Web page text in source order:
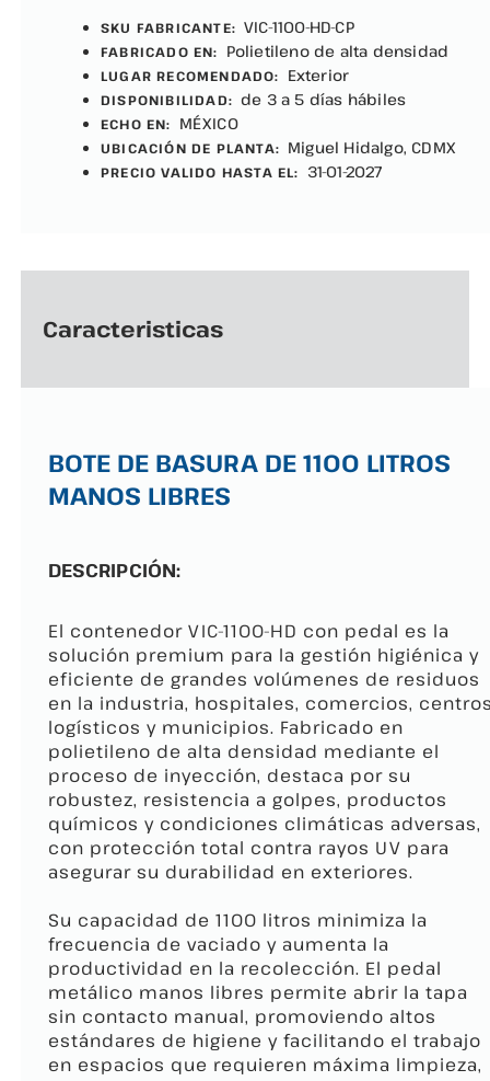
SKU FABRICANTE: VIC-1100-HD-CP
FABRICADO EN: Polietileno de alta densidad
LUGAR RECOMENDADO: Exterior
DISPONIBILIDAD: de 3 a 5 días hábiles
ECHO EN: MÉXICO
UBICACIÓN DE PLANTA: Miguel Hidalgo, CDMX
PRECIO VALIDO HASTA EL: 31-01-2027
Caracteristicas
BOTE DE BASURA DE 1100 LITROS
MANOS LIBRES
DESCRIPCIÓN:
El contenedor VIC-1100-HD con pedal es la
solución premium para la gestión higiénica y
eficiente de grandes volúmenes de residuos
en la industria, hospitales, comercios,
logísticos y municipios. Fabricado en
polietileno de alta densidad mediante el
proceso de inyección, destaca por su
robustez, resistencia a golpes, productos
químicos y condiciones climáticas adversas,
con protección total contra rayos UV para
asegurar su durabilidad en exteriores.
Su capacidad de 1100 litros minimiza la
frecuencia de vaciado y aumenta la
productividad en la recolección. El pedal
metálico manos libres permite abrir la tapa
sin contacto manual, promoviendo altos
estándares de higiene y facilitando el trabajo
en espacios que requieren máxima limpieza,